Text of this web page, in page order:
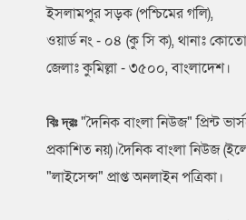
ইসলামপুর সড়ক (পশ্চিমের গলি),
ওয়ার্ড নং - ০৪ (কু সি ক), থানাঃ
জেলাঃ কুমিল্লা - ৩৫০০, বাংলাদেশ।
বিঃ দ্রঃ"দৈনিক বাংলা নিউজ" প্রিন্ট
প্রকাশিত নয়)।দৈনিক বাংলা নিউজ
"লাইসেন্স" প্রাপ্ত অনলাইন পত্রিকা।